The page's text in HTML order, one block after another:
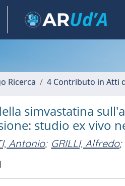
Ricerca 4 Contributo in Atti
simvastatina
studio ex vivo
Antonio; GRILLI, Alfredo;